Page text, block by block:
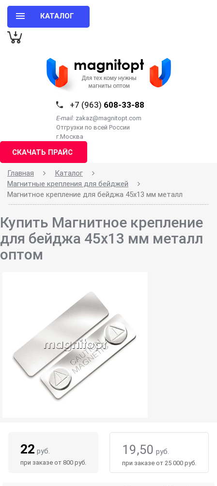
КАТАЛОГ
+7 (963) 608-33-88
E-mail: zakaz@magnitopt.com
Отгрузки по всей России
г.Москва
СКАЧАТЬ ПРАЙС
Главная
Каталог
Магнитные крепления для бейджей
Магнитное крепление для бейджа 45х13 мм металл
Купить Магнитное крепление
для бейджа 45х13 мм металл
оптом
22 руб.
при заказе от 800 руб.
19,50 руб.
при заказе от 25 000 руб.